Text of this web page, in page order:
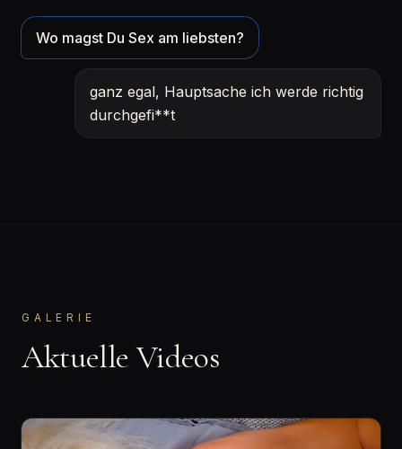
Wo magst Du Sex am liebsten?
ganz egal, Hauptsache ich werde richtig
durchgefi**t
GALERIE
Aktuelle Videos